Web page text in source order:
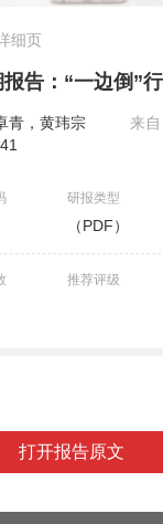
细页
告：“一边倒”
青，黄玮宗 来自
研报类型
（PDF）
推荐评级
打开报告原文